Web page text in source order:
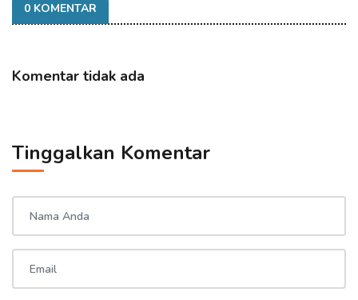
0 KOMENTAR
Komentar tidak ada
Tinggalkan Komentar